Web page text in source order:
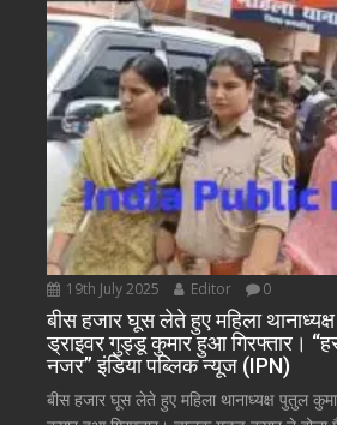
19th July 2025 Editor 0
बीस हजार घूस लेते हुए महिला
ड्राइवर गुड्डू कुमार हुआ गिरफ्तार।
नजर” इंडिया पब्लिक न्यूज (IPN)
बीस हजार घूस लेते हुए महिला थानाध्यक्ष पुतुल